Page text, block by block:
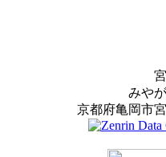
みや
京都府亀岡市